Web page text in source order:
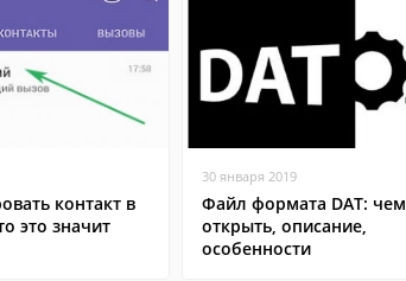
контакт в
это значит
30 января 2019
Файл формата DAT: чем
открыть, описание,
особенности